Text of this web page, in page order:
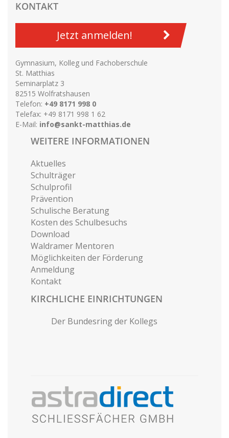
KONTAKT
Jetzt anmelden!
Gymnasium, Kolleg und Fachoberschule
St. Matthias
Seminarplatz 3
82515 Wolfratshausen
Telefon: +49 8171 998 0
Telefax: +49 8171 998 1 62
E-Mail: info@sankt-matthias.de
WEITERE INFORMATIONEN
Aktuelles
Schulträger
Schulprofil
Prävention
Schulische Beratung
Kosten des Schulbesuchs
Download
Waldramer Mentoren
Möglichkeiten der Förderung
Anmeldung
Kontakt
KIRCHLICHE EINRICHTUNGEN
Der Bundesring der Kollegs